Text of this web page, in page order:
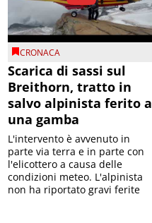
CRONACA
Scarica di sassi sul
Breithorn, tratto in
salvo alpinista ferito a
una gamba
L'intervento è avvenuto in
parte via terra e in parte con
l'elicottero a causa delle
condizioni meteo. L'alpinista
non ha riportato gravi ferite